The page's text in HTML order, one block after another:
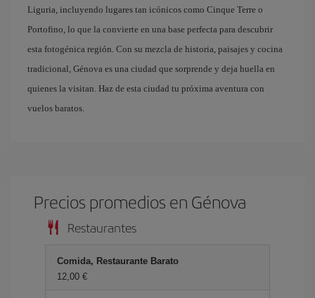
Liguria, incluyendo lugares tan icónicos como Cinque Terre o
Portofino, lo que la convierte en una base perfecta para descubrir
esta fotogénica región. Con su mezcla de historia, paisajes y cocina
tradicional, Génova es una ciudad que sorprende y deja huella en
quienes la visitan. Haz de esta ciudad tu próxima aventura con
vuelos baratos.
Precios promedios en Génova
Restaurantes
Comida, Restaurante Barato
12,00 €